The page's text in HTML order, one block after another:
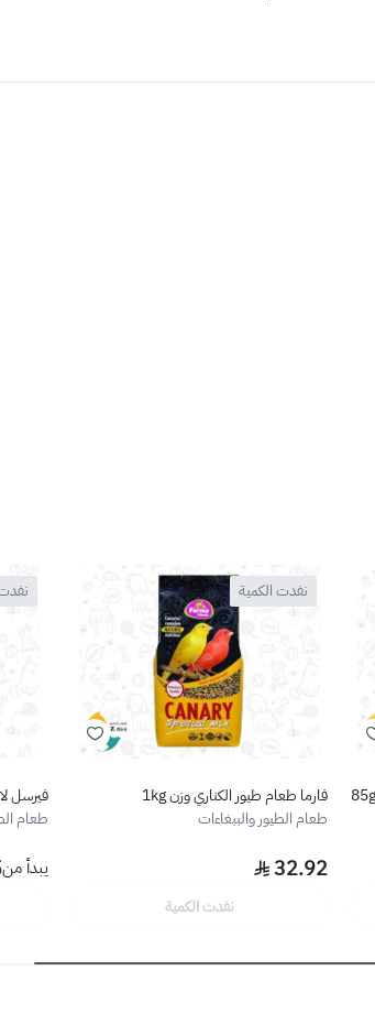
نفدت الكمية
فارما طعام طيور الكناري وزن 1kg
طعام الطيور والببغاءات
32.92
نفدت الكمية
فيرسل
طعام
يبدأ من